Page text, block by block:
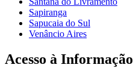
Sapiranga
Sapucaia do Sul
Venâncio Aires
Acesso à Informação